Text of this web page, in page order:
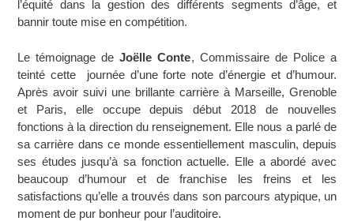
l’équité dans la gestion des différents segments d’âge, et
bannir toute mise en compétition.
Le témoignage deJoëlle Conte, Commissaire de Police a
teinté cette journée d’une forte note d’énergie et d’humour.
Après avoir suivi une brillante carrière à Marseille, Grenoble
et Paris, elle occupe depuis début 2018 de nouvelles
fonctions à la direction du renseignement. Elle nous a parlé de
sa carrière dans ce monde essentiellement masculin, depuis
ses études jusqu’à sa fonction actuelle. Elle a abordé avec
beaucoup d’humour et de franchise les freins et les
satisfactions qu’elle a trouvés dans son parcours atypique, un
moment de pur bonheur pour l’auditoire.